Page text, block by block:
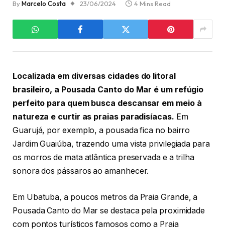
ByMarcelo Costa 23/06/2024 4 Mins Read
Localizada em diversas cidades do litoral
brasileiro, a Pousada Canto do Mar é um refúgio
perfeito para quem busca descansar em meio à
natureza e curtir as praias paradisíacas. Em
Guarujá, por exemplo, a pousada fica no bairro
Jardim Guaiúba, trazendo uma vista privilegiada para
os morros de mata atlântica preservada e a trilha
sonora dos pássaros ao amanhecer.
Em Ubatuba, a poucos metros da Praia Grande, a
Pousada Canto do Mar se destaca pela proximidade
com pontos turísticos famosos como a Praia